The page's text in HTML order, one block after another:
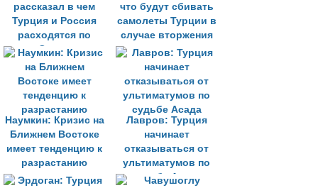
рассказал в чем
Турция и Россия
расходятся по
Сирии
что будут сбивать
самолеты Турции в
случае вторжения
Наумкин: Кризис на
Ближнем Востоке
имеет тенденцию к
разрастанию
Лавров: Турция
начинает
отказываться от
ультиматумов по
судьбе Асада